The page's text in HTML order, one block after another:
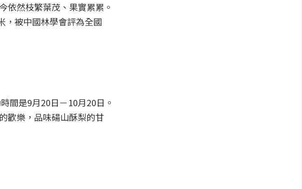
然枝繁葉茂、果實累累。
，被中國林學會評為全國
間是9月20日－10月20日。
歡樂，品味碭山酥梨的甘